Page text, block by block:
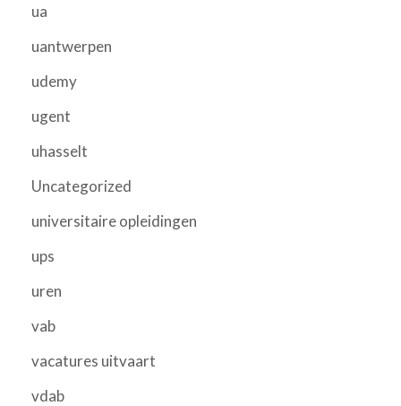
ua
uantwerpen
udemy
ugent
uhasselt
Uncategorized
universitaire opleidingen
ups
uren
vab
vacatures uitvaart
vdab